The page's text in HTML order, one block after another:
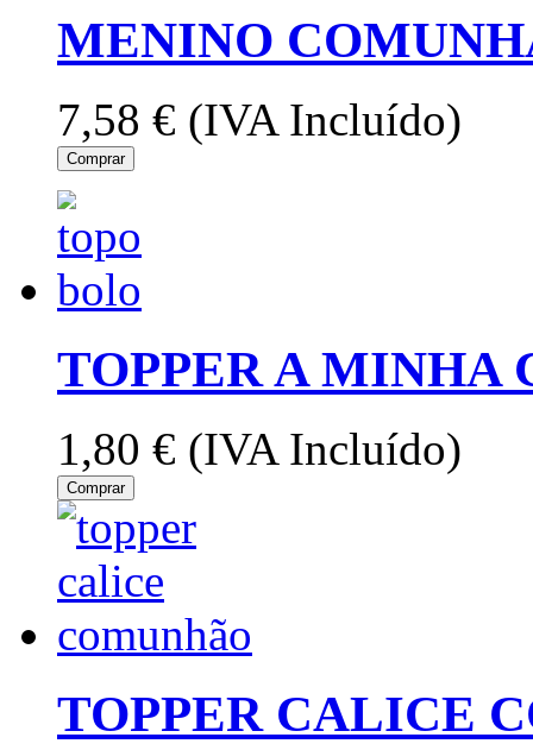
MENINO
7,58 € (IVA Incluído)
Comprar
TOPPER A MINHA
1,80 € (IVA Incluído)
Comprar
TOPPER CALICE